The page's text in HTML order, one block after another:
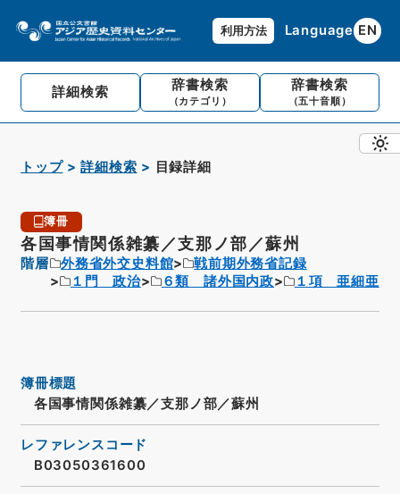
利用方法 Language EN
詳細検索 辞書検索
（カテゴリ）
辞書検索
（五十音順）
トップ 詳細検索 目録詳細
簿冊
各国事情関係雑纂／支那ノ部／蘇州
階層 外務省外交史料館
戦前期外務省記録
１門 政治
６類 諸外国内政 １項 亜細亜
簿冊標題
各国事情関係雑纂／支那ノ部／蘇州
レファレンスコード
B03050361600